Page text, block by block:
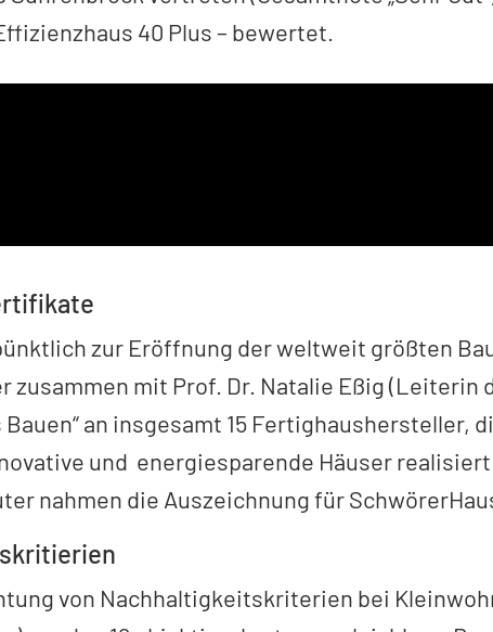
40 Plus – bewertet.
zur Eröffnung der weltweit größten
zusammen mit Prof. Dr. Natalie Eßig (Leiterin
an insgesamt 15 Fertighaushersteller,
und energiesparende Häuser
nahmen die Auszeichnung für
von Nachhaltigkeitskriterien bei